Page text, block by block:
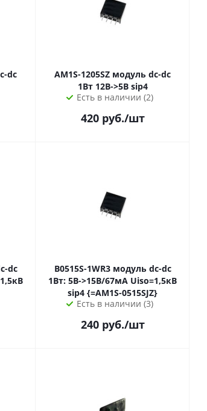
AM1S-1205SZ модуль dc-dc
1Вт 12В->5В sip4
Есть в наличии (2)
420руб./шт
B0515S-1WR3 модуль dc-dc
1Вт: 5В->15В/67мА Uiso=1,5кВ
sip4 {=AM1S-0515SJZ}
Есть в наличии (3)
240руб./шт